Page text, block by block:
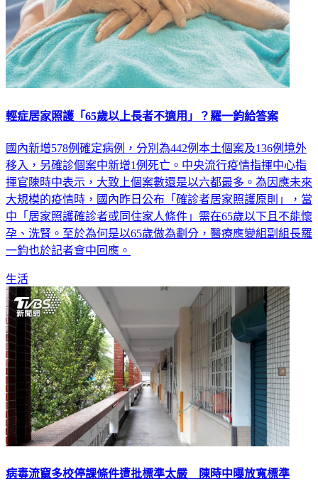
輕症居家照護「65歲以上長者不適用」？羅一鈞給答案
國內新增578例確定病例，分別為442例本土個案及136例境外
移入，另確診個案中新增1例死亡。中央流行疫情指揮中心指
揮官陳時中表示，大致上個案數還是以六都最多。為因應未來
大規模的疫情時，國內昨日公布「確診者居家照護原則」，當
中「居家照護確診者或同住家人條件」需在65歲以下且不能懷
孕、洗腎。至於為何是以65歲做為劃分，醫療應變組副組長羅
一鈞也於記者會中回應。
生活
病毒流竄多校停課條件遭批標準太嚴 陳時中曝放寬標準